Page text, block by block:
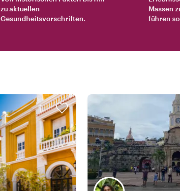
zu aktuellen
Gesundheitsvorschriften.
Massen
führen